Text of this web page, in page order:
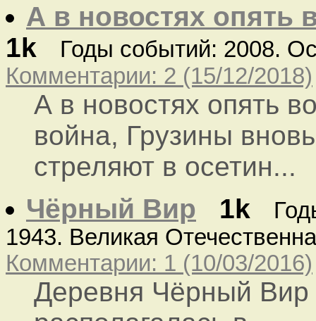
А в новостях опять
1k
Годы событий: 2008.
Комментарии: 2 (15/12/2018)
А в новостях опять
война, Грузины вновь
стреляют в осетин...
Чёрный Вир
1k
1943. Великая
Комментарии: 1 (10/03/2016)
Деревня Чёрный Вир